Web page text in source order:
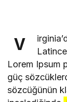
V
Lorem Ipsum
güç
sözcüğünün